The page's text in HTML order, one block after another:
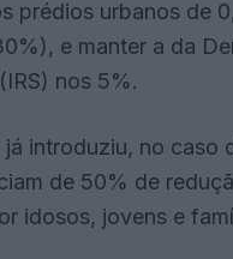
prédios urbanos de
e manter a da
nos 5%.
já introduziu, no
de 50% de
idosos, jovens e